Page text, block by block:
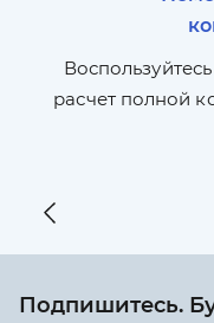
расчет полной
Подпишитесь.